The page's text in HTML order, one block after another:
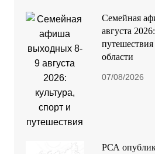
Семейная
августа
области
07/08/2026
РСА